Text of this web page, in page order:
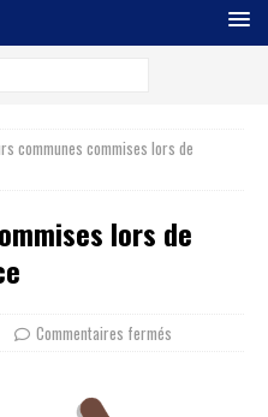
communes commises lors de
lors de
Commentaires fermés